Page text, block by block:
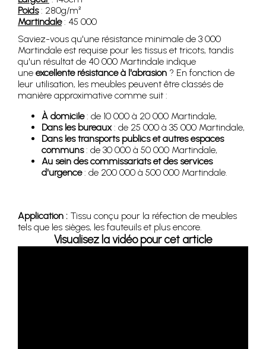
Poids: 280g/m²
Martindale: 45 000
Saviez-vous qu'une résistance minimale de 3 000
Martindale est requise pour les tissus et tricots, tandis
qu'un résultat de 40 000 Martindale indique
une excellente résistance à l'abrasion ? En fonction de
leur utilisation, les meubles peuvent être classés de
manière approximative comme suit :
À domicile: de 10 000 à 20 000 Martindale,
Dans les bureaux: de 25 000 à 35 000 Martindale,
Dans les transports publics et autres espaces
communs: de 30 000 à 50 000 Martindale,
Au sein des commissariats et des services
d'urgence: de 200 000 à 500 000 Martindale.
Application : Tissu conçu pour la réfection de meubles
tels que les sièges, les fauteuils et plus encore.
Visualisez la vidéo pour cet article